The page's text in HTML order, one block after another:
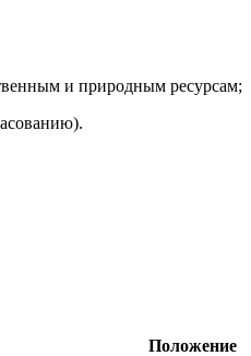
и природным ресурсам;
Положение